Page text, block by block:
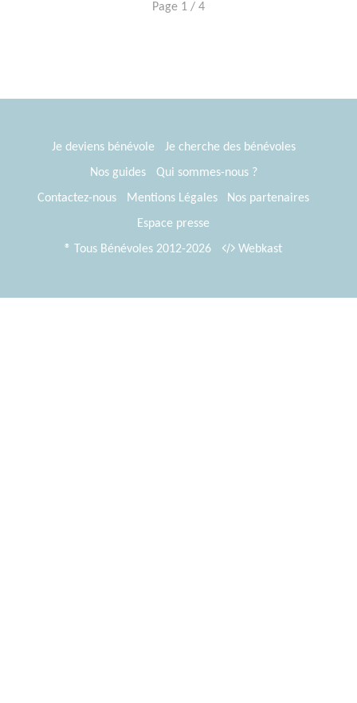
Page 1 / 4
Je deviens bénévole
Je cherche des bénévoles
Nos guides
Qui sommes-nous ?
Contactez-nous
Mentions Légales
Nos partenaires
Espace presse
® Tous Bénévoles 2012-2026
Webkast